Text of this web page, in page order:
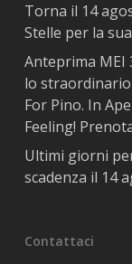
Torna il 14
Stelle per la
Anteprima MEI
lo
For Pino. In
Feeling!
Ultimi giorni
scadenza il 14
Contattaci